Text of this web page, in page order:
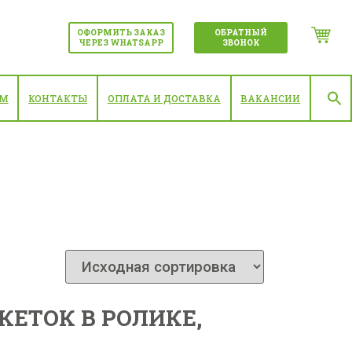
ОФОРМИТЬ ЗАКАЗ
ЧЕРЕЗ WHATSAPP
ОБРАТНЫЙ
ЗВОНОК
КОНТАКТЫ ОПЛАТА И ДОСТАВКА ВАКАНСИИ
В РОЛИКЕ,